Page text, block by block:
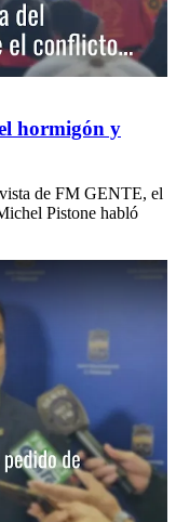
hormigón y
de FM GENTE, el
Pistone habló
inmobiliaria: qué